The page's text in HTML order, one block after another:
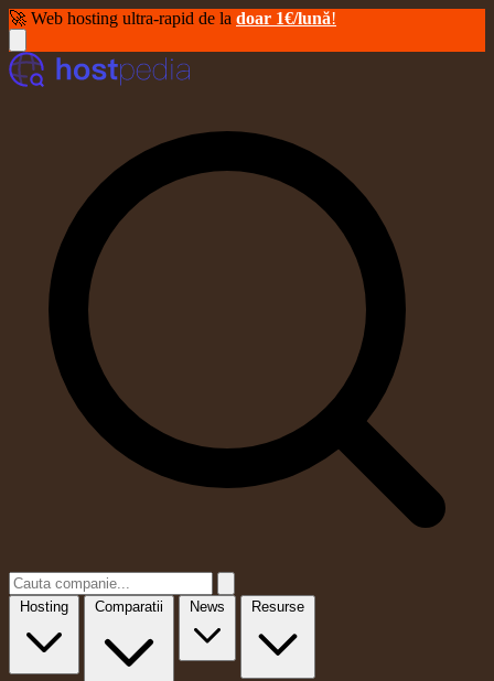
🚀 Web hosting ultra-rapid de la doar 1€/lună!
Hosting Comparatii News Resurse